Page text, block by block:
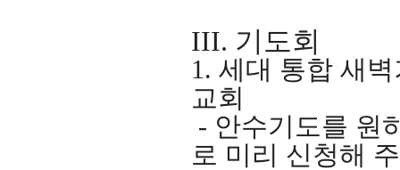
III. 기도회
1. 세대 통합 새
교회
- 안수기도를 원
로 미리 신청해